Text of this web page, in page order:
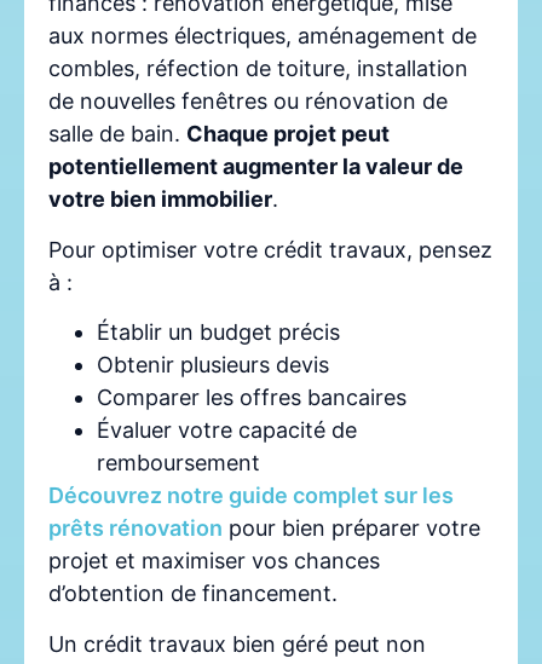
aux normes électriques, aménagement de
combles, réfection de toiture, installation
de nouvelles fenêtres ou rénovation de
salle de bain. Chaque projet peut
potentiellement augmenter la valeur de
votre bien immobilier.
Pour optimiser votre crédit travaux, pensez
à :
Établir un budget précis
Obtenir plusieurs devis
Comparer les offres bancaires
Évaluer votre capacité de
remboursement
Découvrez notre guide complet sur les
prêts rénovation pour bien préparer votre
projet et maximiser vos chances
d’obtention de financement.
Un crédit travaux bien géré peut non